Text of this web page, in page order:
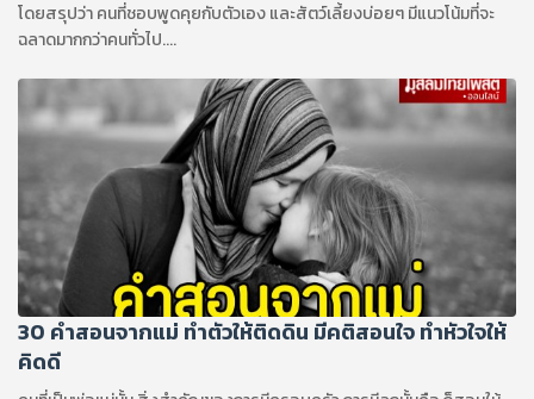
โดยสรุปว่า คนที่ชอบพูดคุยกับตัวเอง และสัตว์เลี้ยงบ่อยๆ มีแนวโน้มที่จะ
ฉลาดมากกว่าคนทั่วไป....
30 คำสอนจากแม่ ทำตัวให้ติดดิน มีคติสอนใจ ทำหัวใจให้
คิดดี